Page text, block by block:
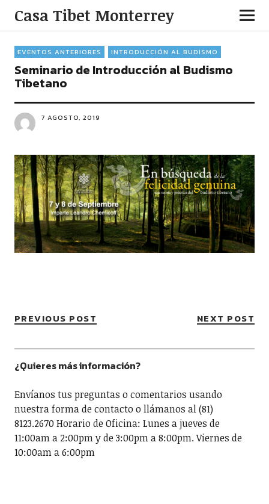
Casa Tibet Monterrey
EVENTOS ANTERIORES INTRODUCCIÓN AL BUDISMO
Seminario de Introducción al Budismo
Tibetano
7 AGOSTO, 2019
PREVIOUS POST NEXT POST
¿Quieres más información?
Envíanos tus preguntas o comentarios usando
nuestra forma de contacto o llámanos al (81)
8123.2670 Horario de Oficina: Lunes a jueves de
11:00am a 2:00pm y de 3:00pm a 8:00pm. Viernes de
10:00am a 6:00pm